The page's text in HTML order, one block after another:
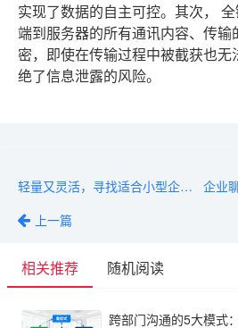
实现了数据的自主可控。其次， 全
端到服务器的所有通讯内容、传输
密，即使在传输过程中被截获也无
绝了信息泄露的风险。
轻量又灵活，寻找适合小型企业聊天软件的看这里
上一篇
相关推荐 随机阅读